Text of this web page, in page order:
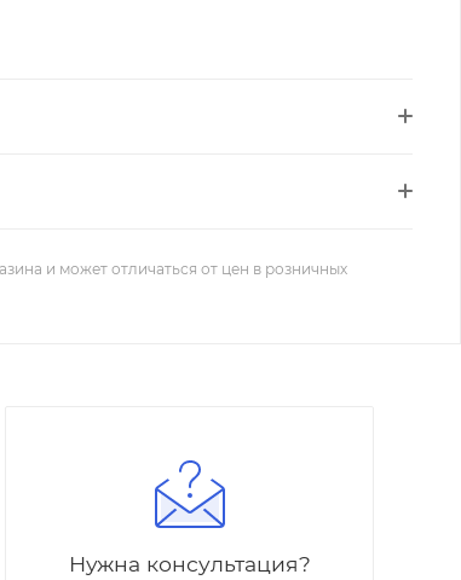
и может отличаться от цен в розничных
Нужна консультация?